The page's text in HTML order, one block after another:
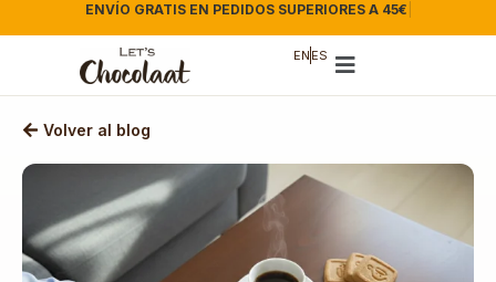
ENVÍO GRATIS EN PEDIDOS SUPERIORES A 45€
EN ES
Volver al blog